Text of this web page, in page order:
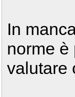
In
norme è
valutare